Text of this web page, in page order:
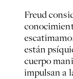
Freud
están
cuerpo
impulsan a